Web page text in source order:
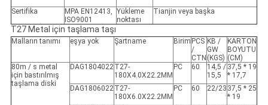
Sertifika
MPA EN12413,
ISO9001
Yükleme
noktası
Tianjin veya başka
T27 Metal için taşlama taşı
Malların tanımı eşya yok Şartname Birim PCS
/
CTN
KB /
GW
(KGS)
KARTON
BOYUTU
(CM)
80m / s metal
için bastırılmış
taşlama diski
DAG1804022T27-
180X4.0X22.2MM
PC 60
14,5 /
15,5
37,5 * 19
* 17,7
DAG1806022T27-
180X6.0X22.2MM
PC 60 22/23 37,5 * 25
* 19